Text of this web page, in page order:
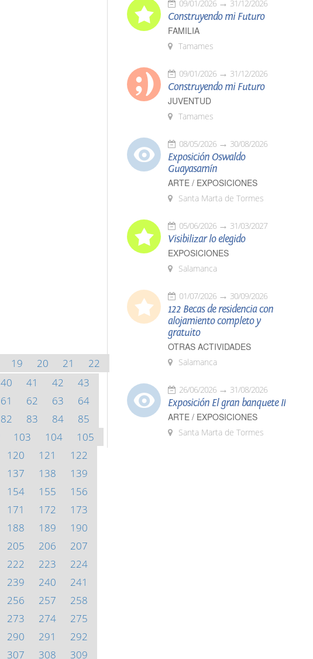
19 20 21
22
40 41 42
43
61 62 63
64
82 83 84
85
103 104
105
120 121
122
137 138
139
154 155
156
171 172
173
188 189
190
205 206
207
222 223
224
239 240
241
256 257
258
273 274
275
290 291
292
307 308 309
09/01/2026 31/12/2026
Construyendo mi Futuro
FAMILIA
Tamames
09/01/2026 31/12/2026
Construyendo mi Futuro
JUVENTUD
Tamames
08/05/2026 30/08/2026
Exposición Oswaldo
Guayasamín
ARTE / EXPOSICIONES
Santa Marta de Tormes
05/06/2026 31/03/2027
Visibilizar lo elegido
EXPOSICIONES
Salamanca
01/07/2026 30/09/2026
122 Becas de residencia con
alojamiento completo y
gratuito
OTRAS ACTIVIDADES
Salamanca
26/06/2026 31/08/2026
Exposición El gran banquete II
ARTE / EXPOSICIONES
Santa Marta de Tormes